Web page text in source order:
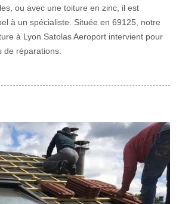
ou avec une toiture en zinc, il est
à un spécialiste. Située en 69125, notre
à Lyon Satolas Aeroport intervient pour
de réparations.